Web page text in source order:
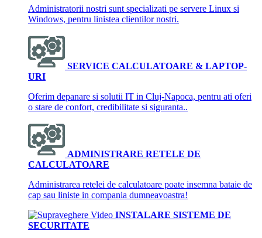
Administratorii nostri sunt specializati pe servere Linux si
Windows, pentru linistea clientilor nostri.
SERVICE CALCULATOARE & LAPTOP-
URI
Oferim depanare si solutii IT in Cluj-Napoca, pentru ati oferi
o stare de confort, credibilitate si siguranta..
ADMINISTRARE RETELE DE
CALCULATOARE
Administrarea retelei de calculatoare poate insemna bataie de
cap sau liniste in compania dumneavoastra!
INSTALARE SISTEME DE
SECURITATE